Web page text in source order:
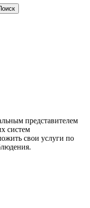
представителем
систем
свои услуги по